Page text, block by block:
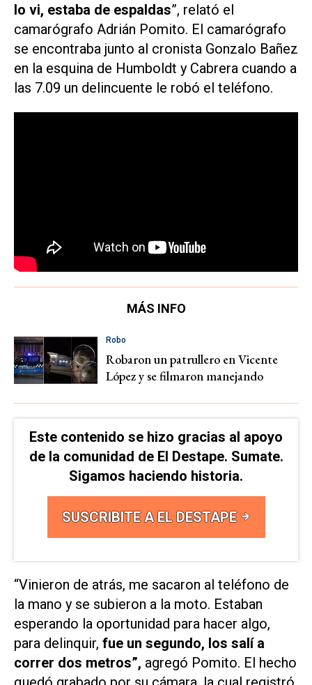
lo vi, estaba de espaldas”, relató el
camarógrafo Adrián Pomito. El camarógrafo
se encontraba junto al cronista Gonzalo Bañez
en la esquina de Humboldt y Cabrera cuando a
las 7.09 un delincuente le robó el teléfono.
MÁS INFO
Robo
Robaron un patrullero en Vicente
López y se filmaron manejando
Este contenido se hizo gracias al apoyo
de la comunidad de El Destape. Sumate.
Sigamos haciendo historia.
SUSCRIBITE A EL DESTAPE
“Vinieron de atrás, me sacaron al teléfono de
la mano y se subieron a la moto. Estaban
esperando la oportunidad para hacer algo,
para delinquir, fue un segundo, los salí a
correr dos metros”, agregó Pomito. El hecho